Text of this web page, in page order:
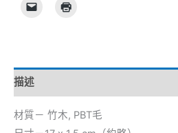
描述
材質－ 竹木, PBT毛